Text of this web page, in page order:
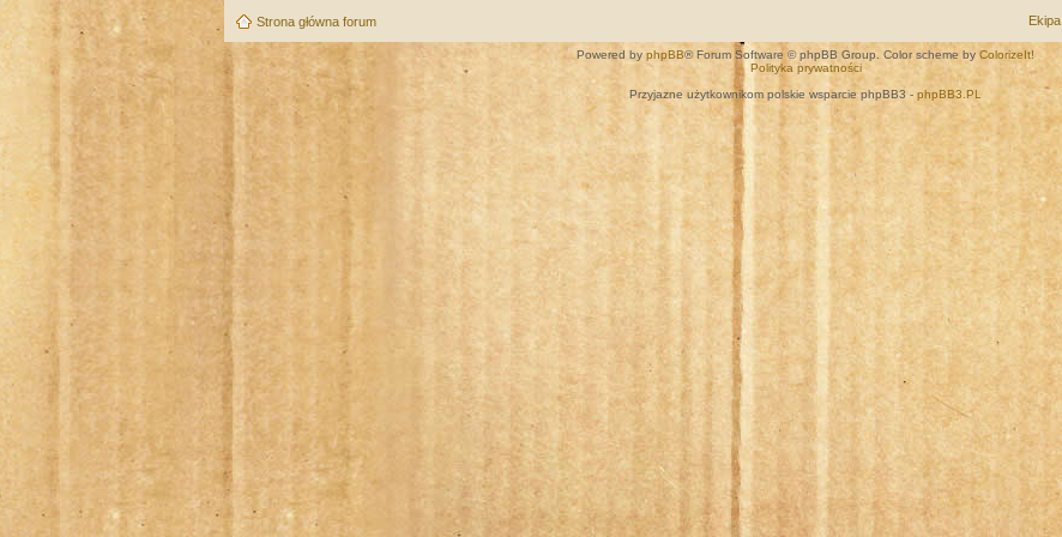
Strona główna forum Ekipa
Powered by phpBB® Forum Software © phpBB Group. Color scheme by ColorizeIt!
Polityka prywatności
Przyjazne użytkownikom polskie wsparcie phpBB3 - phpBB3.PL